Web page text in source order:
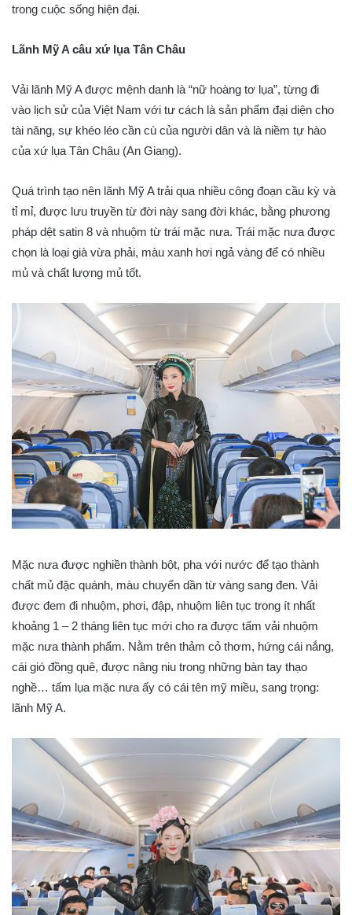
trong cuộc sống hiện đại.
Lãnh Mỹ A câu xứ lụa Tân Châu
Vải lãnh Mỹ A được mệnh danh là “nữ hoàng tơ lụa”, từng đi
vào lịch sử của Việt Nam với tư cách là sản phẩm đại diện cho
tài năng, sự khéo léo cần cù của người dân và là niềm tự hào
của xứ lụa Tân Châu (An Giang).
Quá trình tạo nên lãnh Mỹ A trải qua nhiều công đoạn cầu kỳ và
tỉ mỉ, được lưu truyền từ đời này sang đời khác, bằng phương
pháp dệt satin 8 và nhuộm từ trái mặc nưa. Trái mặc nưa được
chọn là loại già vừa phải, màu xanh hơi ngả vàng để có nhiều
mủ và chất lượng mủ tốt.
Mặc nưa được nghiền thành bột, pha với nước để tạo thành
chất mủ đặc quánh, màu chuyển dần từ vàng sang đen. Vải
được đem đi nhuộm, phơi, đập, nhuộm liên tục trong ít nhất
khoảng 1 – 2 tháng liên tục mới cho ra được tấm vải nhuộm
mặc nưa thành phẩm. Nằm trên thảm cỏ thơm, hứng cái nắng,
cái gió đồng quê, được nâng niu trong những bàn tay thạo
nghề… tấm lụa mặc nưa ấy có cái tên mỹ miều, sang trọng:
lãnh Mỹ A.